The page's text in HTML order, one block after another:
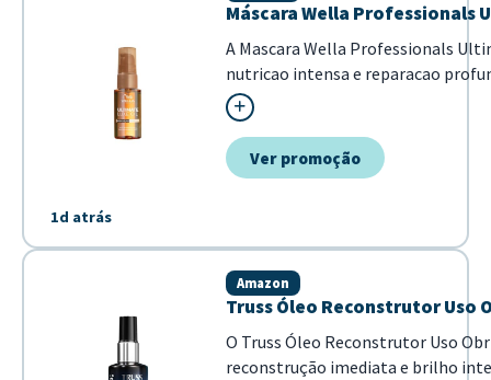
1d atrás
Máscara Wella Professionals
A Mascara Wella Professionals
nutricao intensa e reparacao
cabelo. Com uma formula
Omega-9, ela garante fios mais
brilho intenso em poucos minuto...
Ver promoção
Truss Óleo Reconstrutor Uso
Amazon
O Truss Óleo Reconstrutor Uso
reconstrução imediata e brilho